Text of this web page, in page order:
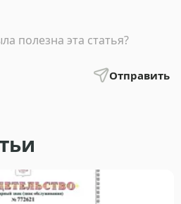
полезна эта статья?
Отправить